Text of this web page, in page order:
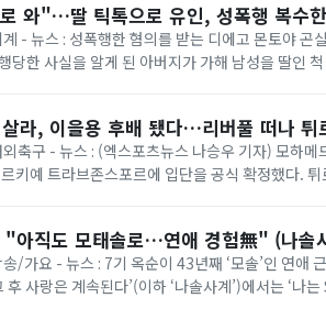
와"…딸 틱톡으로 유인, 성폭행 복수
- 뉴스 : 성폭행한 혐의를 받는 디에고 몬토야
당한 사실을 알게 된 아버지가 가해 남성을 딸인
라, 이을용 후배 됐다…리버풀 떠나 튀
축구 - 뉴스 : (엑스포츠뉴스 나승우 기자) 모하
키예 트라브존스포르에 입단을 공식 확정했다.
아직도 모태솔로…연애 경험無" (나솔
/가요 - 뉴스 : 7기 옥순이 43년째 ‘모솔’인 연애
후 사랑은 계속된다’(이하 ‘나솔사계’)에서는 ‘나